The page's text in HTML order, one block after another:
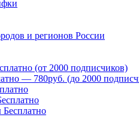
и регионов России
(от 2000 подписчиков)
— 780руб. (до 2000